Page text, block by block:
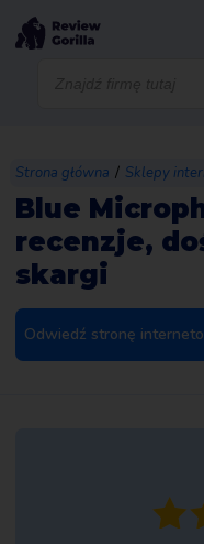
Strona główna / Sklepy
Blue
recenzje,
skargi
Odwiedź stronę